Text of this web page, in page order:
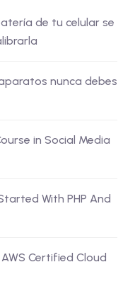
de tu celular se
nunca debes
in Social Media
With PHP And
Certified Cloud